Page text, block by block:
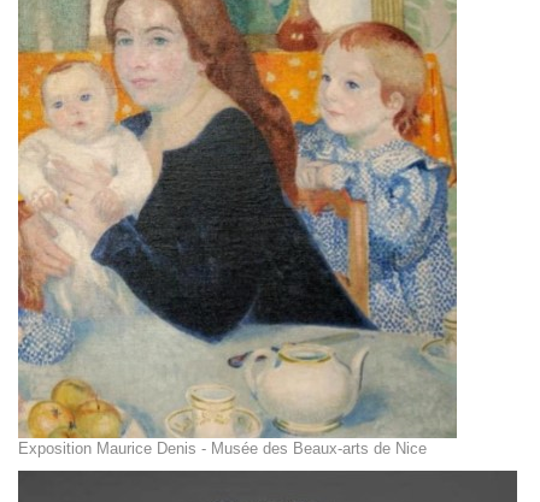
Exposition Maurice Denis - Musée des Beaux-arts de Nice